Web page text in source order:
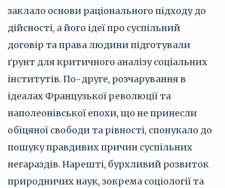
заклало основи раціонального підходу до
дійсності, а його ідеї про суспільний
договір та права людини підготували
ґрунт для критичного аналізу соціальних
інститутів. По-друге, розчарування в
ідеалах Французької революції та
наполеонівської епохи, що не принесли
обіцяної свободи та рівності, спонукало до
пошуку правдивих причин суспільних
негараздів. Нарешті, бурхливий розвиток
природничих наук, зокрема соціології та